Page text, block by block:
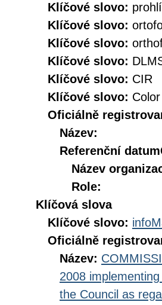
Klíčové slovo:
Klíčové slovo:
Klíčové slovo:
Klíčové slovo:
Klíčové slovo: CIR
Klíčové slovo:
Oficiálně
Název:
Referenční datum
Název
Role:
Klíčová slova
Klíčové slovo:
Oficiálně
Název:
2008
the Council as